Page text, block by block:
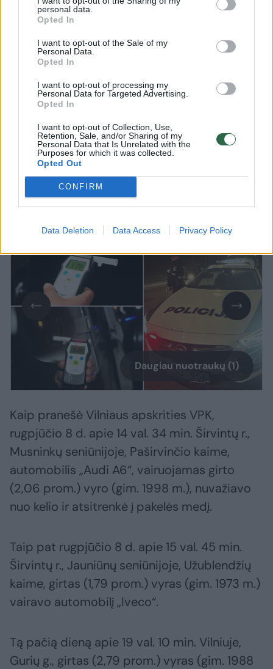
personal data.
Opted In
I want to opt-out of the Sale of my
Personal Data.
Opted In
I want to opt-out of processing my
Personal Data for Targeted Advertising.
Opted In
I want to opt-out of Collection, Use,
Retention, Sale, and/or Sharing of my
Personal Data that Is Unrelated with the
Purposes for which it was collected.
Opted Out
CONFIRM
Data Deletion Data Access Privacy Policy
vairuotojai – pradėta mažiausiai 14
ikiteisminių tyrimų
2026 m. rugpjūčio 9 d. 07:42
Lrytas.lt
Praėjusią parą policija pradėjo mažiausiai
14 ikiteisminių tyrimų girtiems
vairuotojams. Dalis jų sekmadienio rytą
prabudo areštinėje.
Daugiau nuotraukų (1)
Kaip pranešė Vilniaus apskrities VPK,
rugpjūčio 8 d. apie 14 val. 34 min. Širvintų r.,
Musninkų seniūnijoje, Paširvinčio kaime,
automobilis „Audi A6“, vairuojamas girto
(2,06 prom.) vyro (gim. 1998 m.), nuvažiavo
nuo kelio ir atsitrenkė į pakelės medį.
Taip pat rugpjūčio 8 d. apie 15 val. 45 min.
Širvintų r., Jauniūnų seniūnijoje, Užublendžių
kaime, girtas (1,79 prom.) vyras (gim. 1973 m.)
vairavo automobilį „Iveco“.
Tą pačią dieną apie 19 val. 10 min. Vilniuje,
Gurių g., girtas (2,79 prom.) vyras (gim. 1988